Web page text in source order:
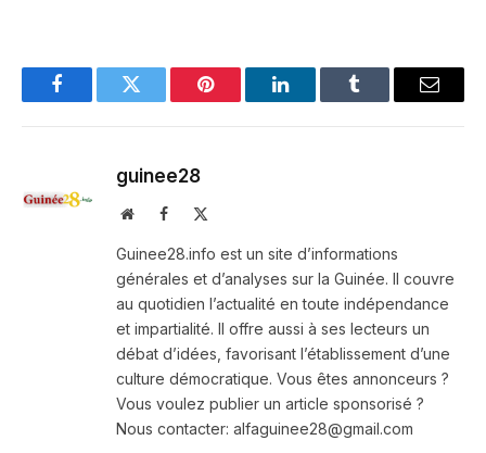
FacebookTwitter Pinterest LinkedInTumblr Email
guinee28
WebsiteFacebook
Guinee28.info est un site d’informations
générales et d’analyses sur la Guinée. Il couvre
au quotidien l’actualité en toute indépendance
et impartialité. Il offre aussi à ses lecteurs un
débat d’idées, favorisant l’établissement d’une
culture démocratique. Vous êtes annonceurs ?
Vous voulez publier un article sponsorisé ?
Nous contacter: alfaguinee28@gmail.com